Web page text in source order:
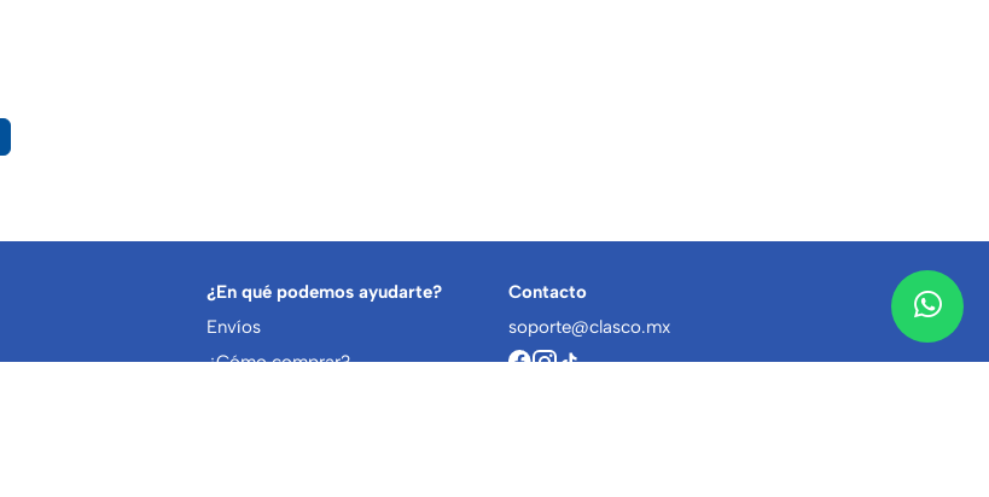
¿En qué podemos ayudarte?
Envíos
¿Cómo comprar?
Contacto
soporte@clasco.mx